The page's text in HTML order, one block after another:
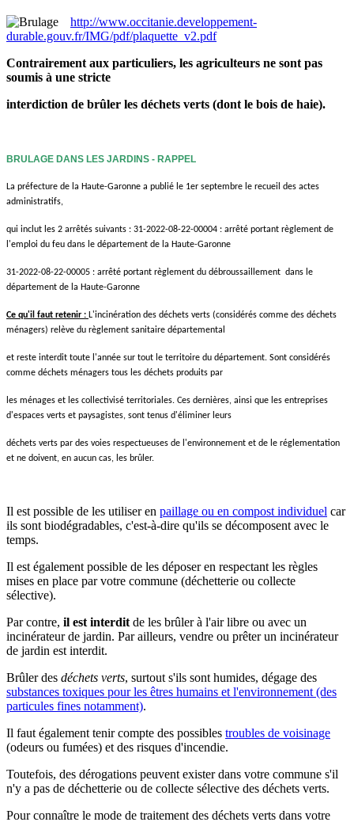
http://www.occitanie.developpement-
durable.gouv.fr/IMG/pdf/plaquette_v2.pdf
Contrairement aux particuliers, les agriculteurs ne sont pas
soumis à une stricte
interdiction de brûler les déchets verts (dont le bois de haie).
BRULAGE DANS LES JARDINS - RAPPEL
La préfecture de la Haute-Garonne a publié le 1er septembre le recueil des actes
administratifs,
qui inclut les 2 arrêtés suivants : 31-2022-08-22-00004 : arrêté portant règlement de
l'emploi du feu dans le département de la Haute-Garonne
31-2022-08-22-00005 : arrêté portant règlement du débroussaillement dans le
département de la Haute-Garonne
Ce qu'il faut retenir : L'incinération des déchets verts (considérés comme des déchets
ménagers) relève du règlement sanitaire départemental
et reste interdit toute l'année sur tout le territoire du département. Sont considérés
comme déchets ménagers tous les déchets produits par
les ménages et les collectivisé territoriales. Ces dernières, ainsi que les entreprises
d'espaces verts et paysagistes, sont tenus d'éliminer leurs
déchets verts par des voies respectueuses de l'environnement et de le réglementation
et ne doivent, en aucun cas, les brûler.
Il est possible de les utiliser en paillage ou en compost individuel car
ils sont biodégradables, c'est-à-dire qu'ils se décomposent avec le
temps.
Il est également possible de les déposer en respectant les règles
mises en place par votre commune (déchetterie ou collecte
sélective).
Par contre, il est interdit de les brûler à l'air libre ou avec un
incinérateur de jardin. Par ailleurs, vendre ou prêter un incinérateur
de jardin est interdit.
Brûler des déchets verts, surtout s'ils sont humides, dégage des
substances toxiques pour les êtres humains et l'environnement (des
particules fines notamment).
Il faut également tenir compte des possibles troubles de voisinage
(odeurs ou fumées) et des risques d'incendie.
Toutefois, des dérogations peuvent exister dans votre commune s'il
n'y a pas de déchetterie ou de collecte sélective des déchets verts.
Pour connaître le mode de traitement des déchets verts dans votre